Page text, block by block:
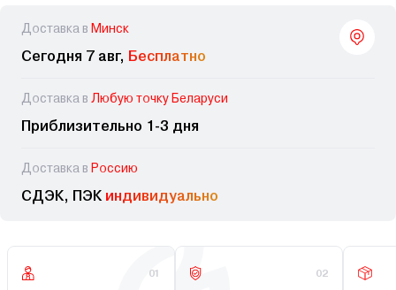
Доставка в Минск
Сегодня 7 авг, Бесплатно
Доставка в Любую точку Беларуси
Приблизительно 1-3 дня
Доставка в Россию
СДЭК, ПЭК индивидуально
01 02